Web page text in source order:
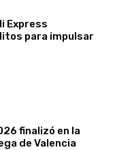
Express
para impulsar
finalizó en la
de Valencia